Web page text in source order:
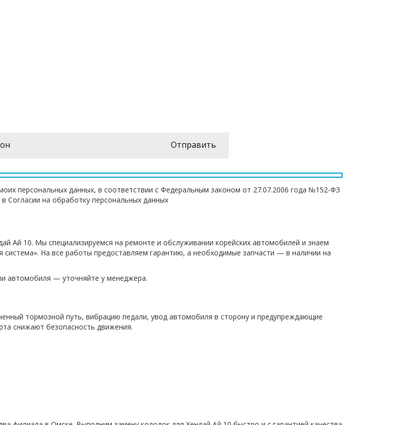
персональных данных, в соответствии с Федеральным законом от 27.07.2006 года №152-ФЗ
Согласии на обработку персональных данных
Ай 10. Мы специализируемся на ремонте и обслуживании корейских автомобилей и знаем
система». На все работы предоставляем гарантию, а необходимые запчасти — в наличии на
автомобиля — уточняйте у менеджера.
тормозной путь, вибрацию педали, увод автомобиля в сторону и предупреждающие
снижают безопасность движения.